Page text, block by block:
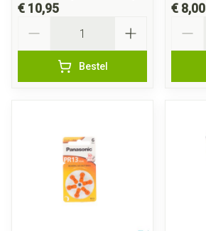
€ 10,95
Bestel
€ 8,00